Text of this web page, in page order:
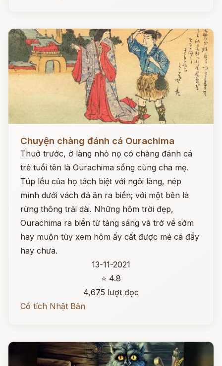
Chuyện chàng đánh cá Ourachima
Thuở trước, ở làng nhỏ nọ có chàng đánh cá
trẻ tuổi tên là Ourachima sống cùng cha mẹ.
Túp lều của họ tách biệt với ngôi làng, nép
mình dưới vách đá ăn ra biển; với một bên là
rừng thông trải dài. Những hôm trời đẹp,
Ourachima ra biển từ tảng sáng và trở về sớm
hay muộn tùy xem hôm ấy cất được mẻ cá đầy
hay chưa.
13-11-2021
⭐ 4.8
4,675 lượt đọc
Cổ tích Nhật Bản